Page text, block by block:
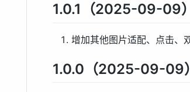
1.0.1（2025-09-09）
增加其他图片适配、点击、
1.0.0（2025-09-09）